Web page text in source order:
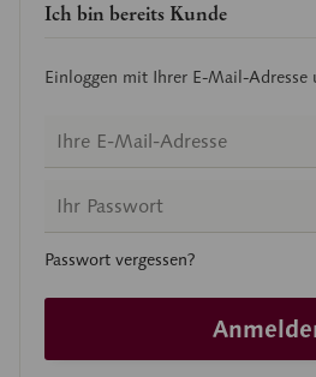
Ich bin bereits Kunde
Einloggen mit Ihrer E-Mail-Adresse
Passwort vergessen?